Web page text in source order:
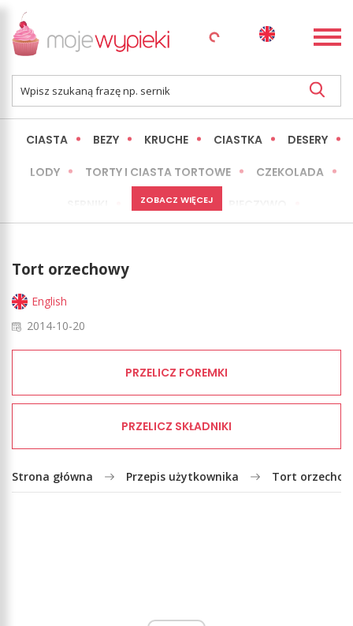
CIASTA BEZY KRUCHE CIASTKA DESERY
LODY TORTY I CIASTA TORTOWE CZEKOLADA
MINI WYPIEKI
LŻEJSZE / ZDROWSZE
ZOBACZ WIĘCEJ
Tort orzechowy
English
2014-10-20
PRZELICZ FOREMKI
PRZELICZ SKŁADNIKI
Strona główna Przepis użytkownika Tort